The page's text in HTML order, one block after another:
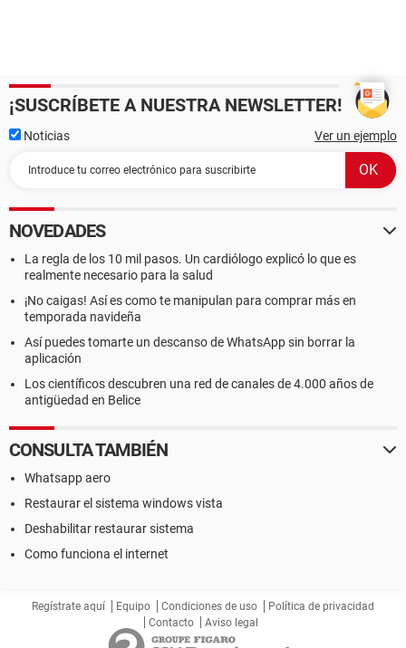
¡SUSCRÍBETE A NUESTRA NEWSLETTER!
Noticias Ver un ejemplo
NOVEDADES
La regla de los 10 mil pasos. Un cardiólogo explicó lo que es
realmente necesario para la salud
¡No caigas! Así es como te manipulan para comprar más en
temporada navideña
Así puedes tomarte un descanso de WhatsApp sin borrar la
aplicación
Los científicos descubren una red de canales de 4.000 años de
antigüedad en Belice
CONSULTA TAMBIÉN
Whatsapp aero
Restaurar el sistema windows vista
Deshabilitar restaurar sistema
Como funciona el internet
Regístrate aquí Equipo Condiciones de uso
Política de privacidad
Contacto
Aviso legal